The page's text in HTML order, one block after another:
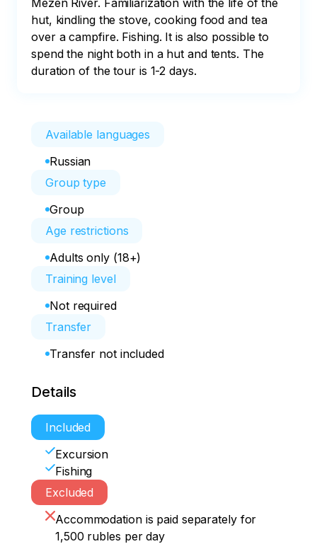
Mezen River. Familiarization with the life of the
hut, kindling the stove, cooking food and tea
over a campfire. Fishing. It is also possible to
spend the night both in a hut and tents. The
duration of the tour is 1-2 days.
Available languages
Russian
Group type
Group
Age restrictions
Adults only (18+)
Training level
Not required
Transfer
Transfer not included
Details
Included
Excursion
Fishing
Excluded
Accommodation is paid separately for
1,500 rubles per day